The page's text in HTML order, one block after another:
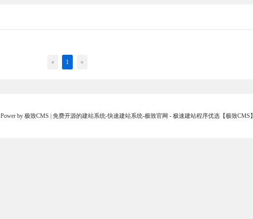
« 1 »
Power by 极致CMS | 免费开源的建站系统-快速建站系统-极致官网 - 极速建站程序优选【极致CMS】